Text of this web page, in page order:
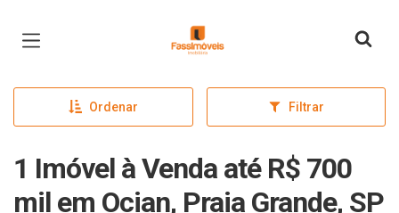
Página inicial
Ordenar Filtrar
1 Imóvel à Venda até R$ 700
mil em Ocian, Praia Grande, SP